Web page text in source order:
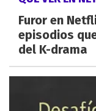
Furor en
episodios
del K-drama